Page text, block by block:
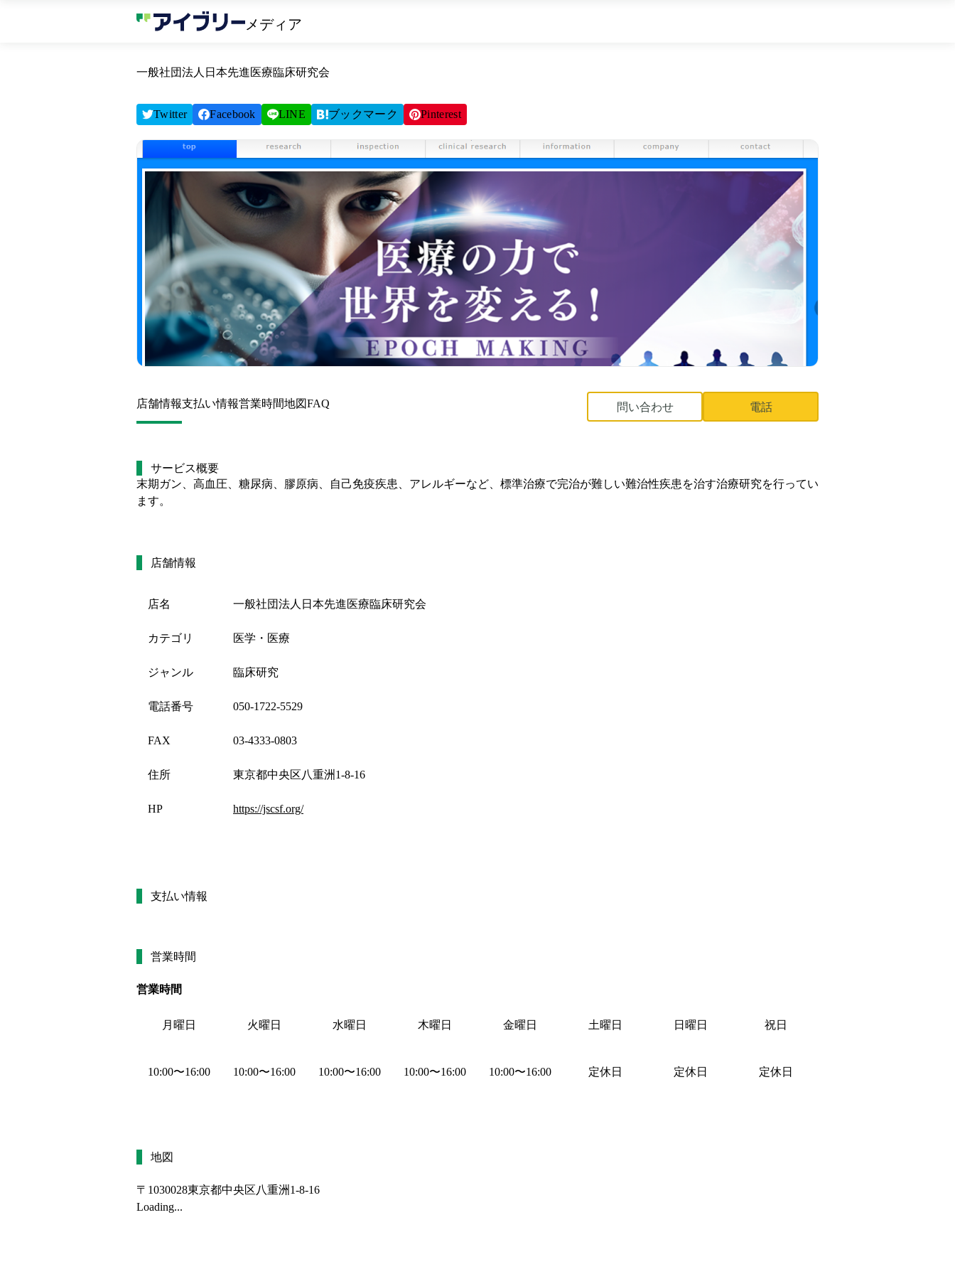
メディア
一般社団法人日本先進医療臨床研究会
Twitter Facebook LINE ブックマーク Pinterest
店舗情報支払い情報営業時間地図FAQ 問い合わせ 電話
サービス概要
末期ガン、高血圧、糖尿病、膠原病、自己免疫疾患、アレルギーなど、標準治療で完治が難しい難治性疾患を治す治療研究を行ってい
ます。
店舗情報
店名 一般社団法人日本先進医療臨床研究会
カテゴリ 医学・医療
ジャンル 臨床研究
電話番号 050-1722-5529
FAX 03-4333-0803
住所 東京都中央区八重洲1-8-16
HP https://jscsf.org/
支払い情報
営業時間
営業時間
月曜日 火曜日 水曜日 木曜日 金曜日 土曜日 日曜日 祝日
10:00〜16:00 10:00〜16:00 10:00〜16:00 10:00〜16:00 10:00〜16:00 定休日 定休日 定休日
地図
〒1030028東京都中央区八重洲1-8-16
Loading...